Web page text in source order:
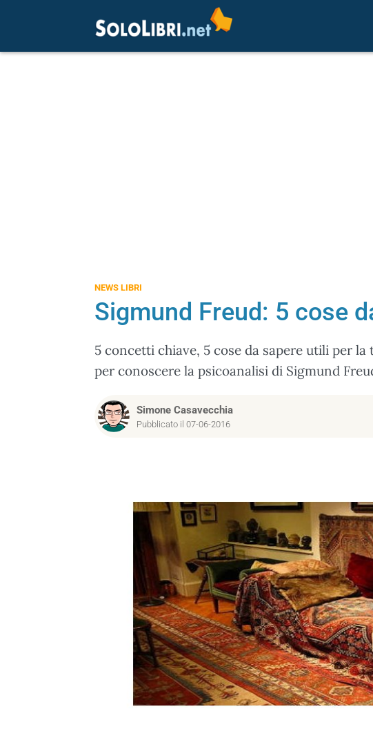
NEWS LIBRI
Sigmund Freud: 5 cose
5 concetti chiave, 5 cose da sapere utili per
per conoscere la psicoanalisi di Sigmund
Simone Casavecchia
Pubblicato il 07-06-2016